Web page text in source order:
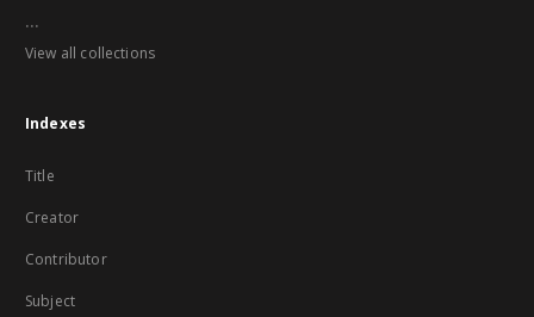
...
View all collections
Indexes
Title
Creator
Contributor
Subject